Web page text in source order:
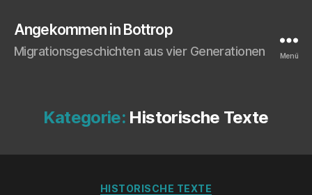
Angekommen in Bottrop
Migrationsgeschichten aus vier Generationen Menü
Kategorie: Historische Texte
Kategorien
HISTORISCHE TEXTE